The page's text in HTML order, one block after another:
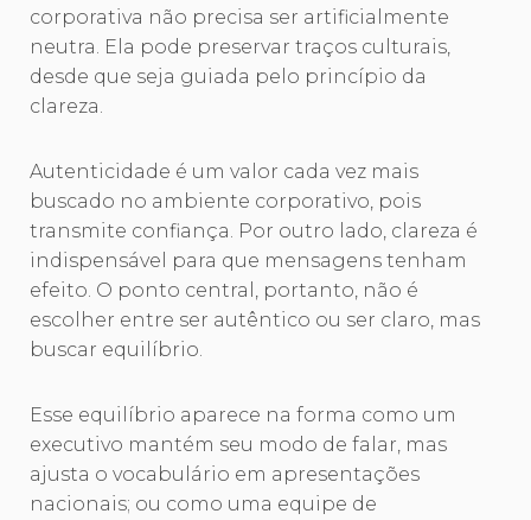
corporativa não precisa ser artificialmente
neutra. Ela pode preservar traços culturais,
desde que seja guiada pelo princípio da
clareza.
Autenticidade é um valor cada vez mais
buscado no ambiente corporativo, pois
transmite confiança. Por outro lado, clareza é
indispensável para que mensagens tenham
efeito. O ponto central, portanto, não é
escolher entre ser autêntico ou ser claro, mas
buscar equilíbrio.
Esse equilíbrio aparece na forma como um
executivo mantém seu modo de falar, mas
ajusta o vocabulário em apresentações
nacionais; ou como uma equipe de